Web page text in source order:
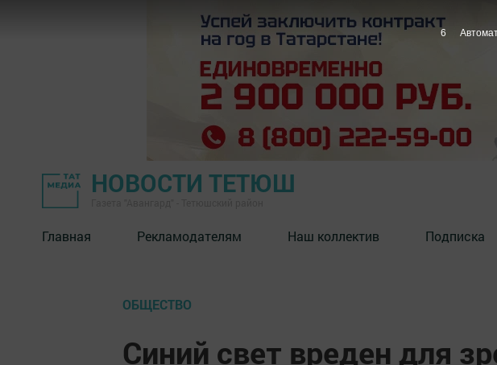
НОВОСТИ ТЕТЮШ
Главная Рекламодателям Наш коллектив Подписка
ОБЩЕСТВО
Синий свет вреден для
5